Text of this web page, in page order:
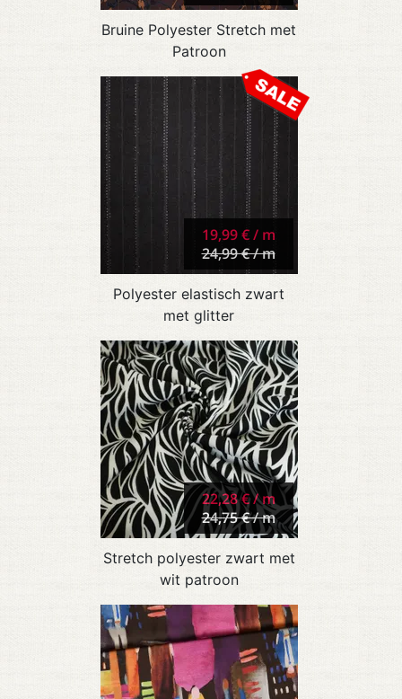
Bruine Polyester Stretch met
Patroon
19,99 € / m
24,99 € / m
Polyester elastisch zwart
met glitter
22,28 € / m
24,75 € / m
Stretch polyester zwart met
wit patroon